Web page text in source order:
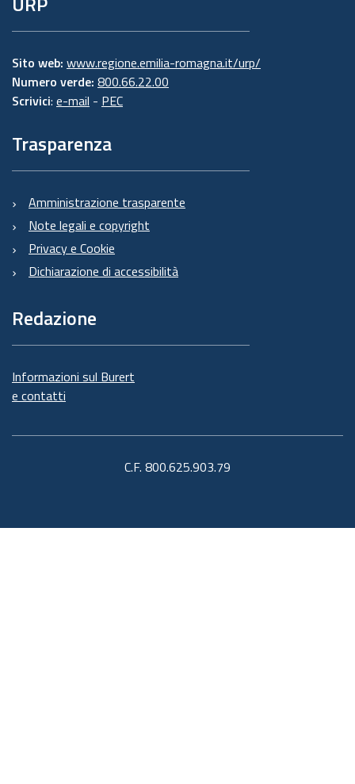
Sito web: www.regione.emilia-romagna.it/urp/
Numero verde: 800.66.22.00
Scrivici: e-mail - PEC
Trasparenza
Amministrazione trasparente
Note legali e copyright
Privacy e Cookie
Dichiarazione di accessibilità
Redazione
Informazioni sul Burert
e contatti
C.F. 800.625.903.79